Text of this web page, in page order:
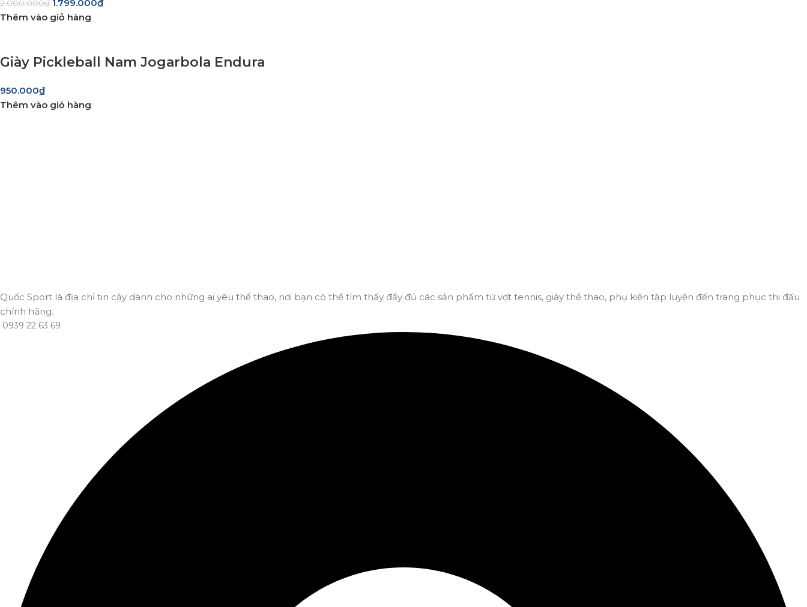
2.000.000₫ 1.799.000₫
Thêm vào giỏ hàng
Giày Pickleball Nam Jogarbola Endura
950.000₫
Thêm vào giỏ hàng
Quốc Sport là địa chỉ tin cậy dành cho những ai yêu thể thao, nơi bạn có thể tìm thấy đầy đủ các sản phẩm từ vợt tennis, giày thể thao, phụ kiện tập luyện đến trang phục thi đấu
chính hãng.
0939 22 63 69